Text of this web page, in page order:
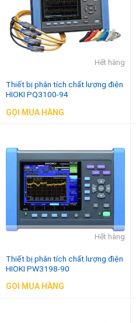
Hết hàng
Thiết bị phân tích chất lượng điện
HIOKI PQ3100-94
GỌI MUA HÀNG
Hết hàng
Thiết bị phân tích chất lượng điện
HIOKI PW3198-90
GỌI MUA HÀNG